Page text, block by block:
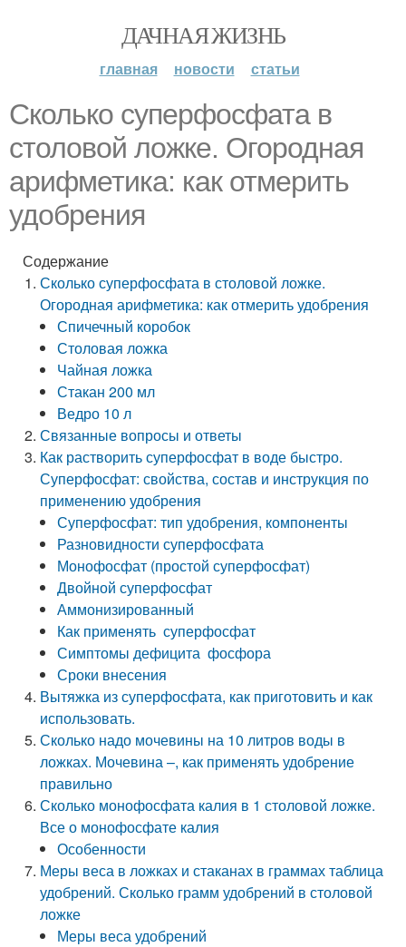
ДАЧНАЯ ЖИЗНЬ
главная новости статьи
Сколько суперфосфата в
столовой ложке. Огородная
арифметика: как отмерить
удобрения
Содержание
Сколько суперфосфата в столовой ложке.
Огородная арифметика: как отмерить удобрения
Спичечный коробок
Столовая ложка
Чайная ложка
Стакан 200 мл
Ведро 10 л
Связанные вопросы и ответы
Как растворить суперфосфат в воде быстро.
Суперфосфат: свойства, состав и инструкция по
применению удобрения
Суперфосфат: тип удобрения, компоненты
Разновидности суперфосфата
Монофосфат (простой суперфосфат)
Двойной суперфосфат
Аммонизированный
Как применять суперфосфат
Симптомы дефицита фосфора
Сроки внесения
Вытяжка из суперфосфата, как приготовить и как
использовать.
Сколько надо мочевины на 10 литров воды в
ложках. Мочевина –, как применять удобрение
правильно
Сколько монофосфата калия в 1 столовой ложке.
Все о монофосфате калия
Особенности
Меры веса в ложках и стаканах в граммах таблица
удобрений. Сколько грамм удобрений в столовой
ложке
Меры веса удобрений